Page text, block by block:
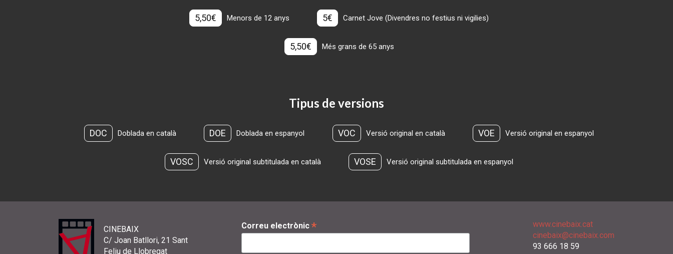
5,50€ Menors de 12 anys 5€ Carnet Jove (Divendres no festius ni vigilies)
5,50€ Més grans de 65 anys
Tipus de versions
DOC Doblada en català DOE Doblada en espanyol VOC Versió original en català VOE Versió original en espanyol
VOSC Versió original subtitulada en català VOSE Versió original subtitulada en espanyol
CINEBAIX
C/ Joan Batllori, 21 Sant
Feliu de Llobregat
Correu electrònic *
www.cinebaix.cat
cinebaix@cinebaix.com
93 666 18 59